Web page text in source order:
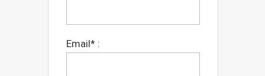
Email* :